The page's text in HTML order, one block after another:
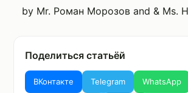
by Mr. Роман Морозов and & Ms.
Поделиться статьёй
ВКонтакте Telegram WhatsApp